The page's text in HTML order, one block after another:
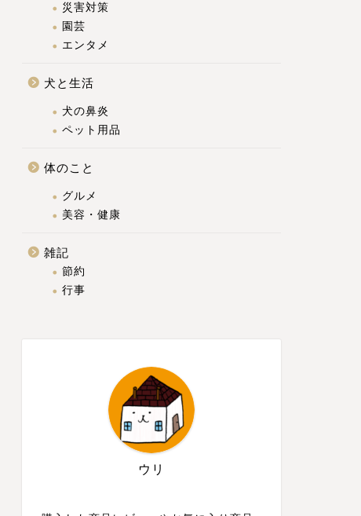
災害対策
園芸
エンタメ
犬と生活
犬の鼻炎
ペット用品
体のこと
グルメ
美容・健康
雑記
節約
行事
ウリ